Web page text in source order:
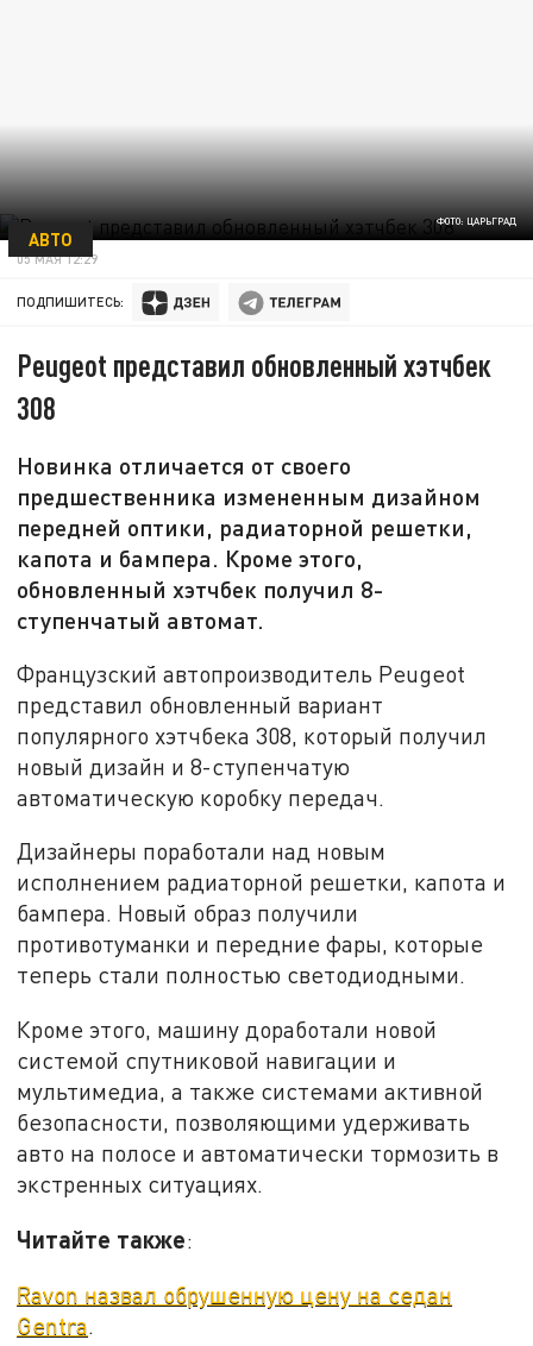
ФОТО: ЦАРЬГРАД
АВТО
05 МАЯ 12:29
ПОДПИШИТЕСЬ:
Peugeot представил обновленный хэтчбек
308
Новинка отличается от своего
предшественника измененным дизайном
передней оптики, радиаторной решетки,
капота и бампера. Кроме этого,
обновленный хэтчбек получил 8-
ступенчатый автомат.
Французский автопроизводитель Peugeot
представил обновленный вариант
популярного хэтчбека 308, который получил
новый дизайн и 8-ступенчатую
автоматическую коробку передач.
Дизайнеры поработали над новым
исполнением радиаторной решетки, капота и
бампера. Новый образ получили
противотуманки и передние фары, которые
теперь стали полностью светодиодными.
Кроме этого, машину доработали новой
системой спутниковой навигации и
мультимедиа, а также системами активной
безопасности, позволяющими удерживать
авто на полосе и автоматически тормозить в
экстренных ситуациях.
Читайте также:
Ravon назвал обрушенную цену на седан
Gentra